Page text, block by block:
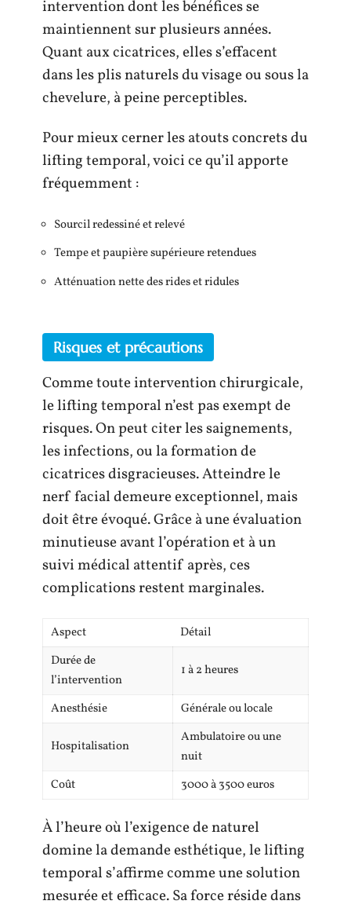
intervention dont les bénéfices se
maintiennent sur plusieurs années.
Quant aux cicatrices, elles s’effacent
dans les plis naturels du visage ou sous la
chevelure, à peine perceptibles.
Pour mieux cerner les atouts concrets du
lifting temporal, voici ce qu’il apporte
fréquemment :
Sourcil redessiné et relevé
Tempe et paupière supérieure retendues
Atténuation nette des rides et ridules
Risques et précautions
Comme toute intervention chirurgicale,
le lifting temporal n’est pas exempt de
risques. On peut citer les saignements,
les infections, ou la formation de
cicatrices disgracieuses. Atteindre le
nerf facial demeure exceptionnel, mais
doit être évoqué. Grâce à une évaluation
minutieuse avant l’opération et à un
suivi médical attentif après, ces
complications restent marginales.
Aspect
Détail
Durée de
l’intervention
1 à 2 heures
Anesthésie Générale ou locale
Hospitalisation
Ambulatoire ou une
nuit
Coût
3000 à 3500 euros
À l’heure où l’exigence de naturel
domine la demande esthétique, le lifting
temporal s’affirme comme une solution
mesurée et efficace. Sa force réside dans